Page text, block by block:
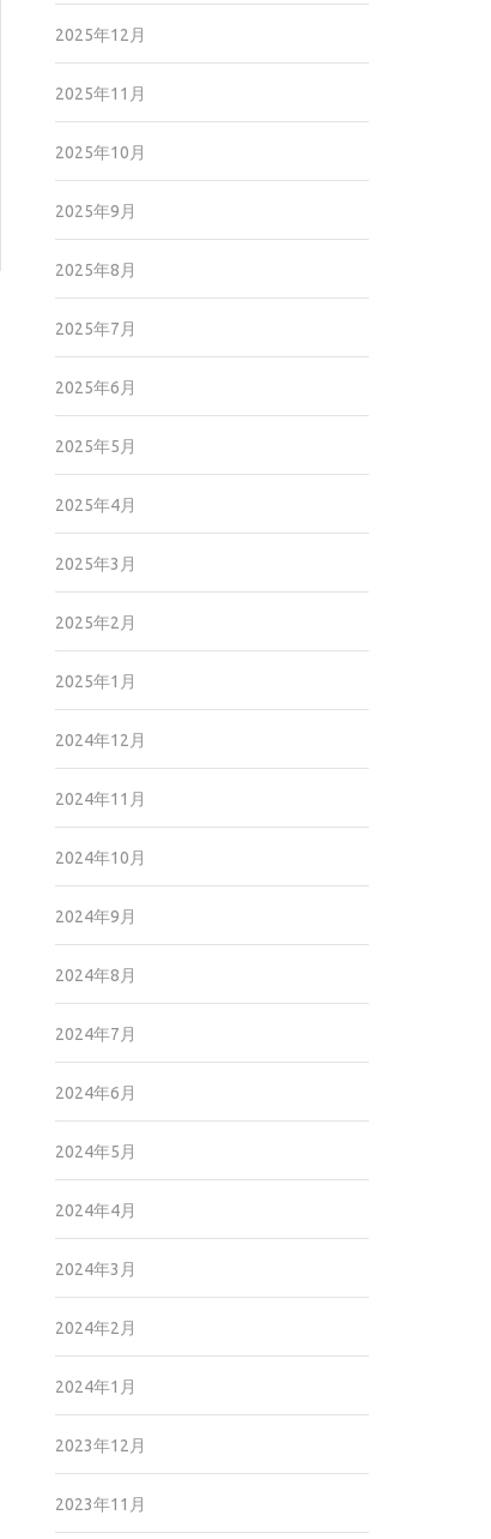
2025年12月
2025年11月
2025年10月
2025年9月
2025年8月
2025年7月
2025年6月
2025年5月
2025年4月
2025年3月
2025年2月
2025年1月
2024年12月
2024年11月
2024年10月
2024年9月
2024年8月
2024年7月
2024年6月
2024年5月
2024年4月
2024年3月
2024年2月
2024年1月
2023年12月
2023年11月